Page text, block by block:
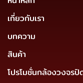
เกี่ยวกับเรา
บทความ
สินค้า
โปรโมชั่นกล้องวงจร